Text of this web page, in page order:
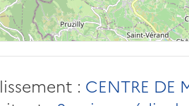
: CENTRE DE